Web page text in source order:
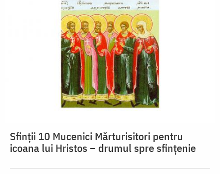
Sfinții 10 Mucenici Mărturisitori pentru
icoana lui Hristos – drumul spre sfințenie